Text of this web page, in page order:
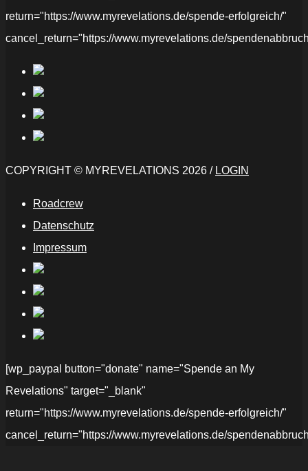
return="https://www.myrevelations.de/spende-erfolgreich/"
cancel_return="https://www.myrevelations.de/
COPYRIGHT © MYREVELATIONS 2026 / LOGIN
Roadcrew
Datenschutz
Impressum
[wp_paypal button="donate" name="Spende an My
Revelations" target="_blank"
return="https://www.myrevelations.de/spende-erfolgreich/"
cancel_return="https://www.myrevelations.de/